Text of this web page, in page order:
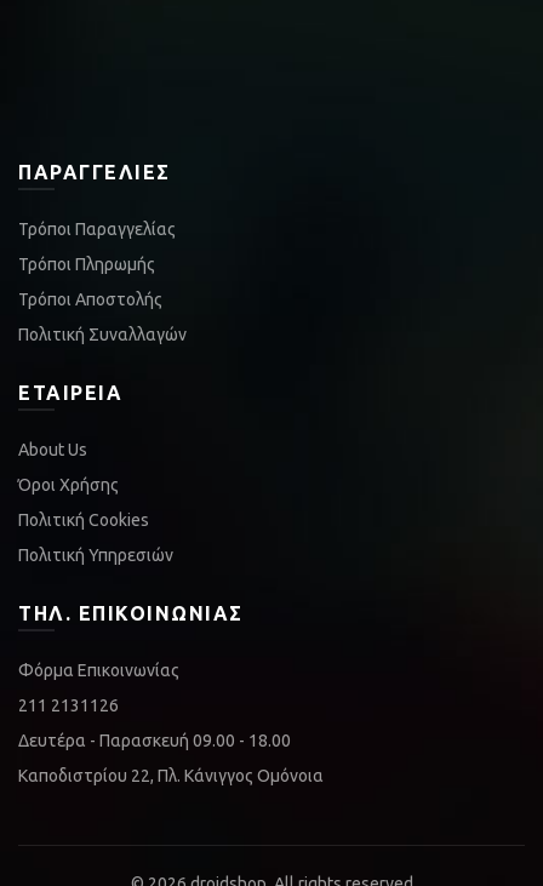
ΠΑΡΑΓΓΕΛΊΕΣ
Τρόποι Παραγγελίας
Τρόποι Πληρωμής
Τρόποι Αποστολής
Πολιτική Συναλλαγών
ΕΤΑΙΡΕΊΑ
About Us
Όροι Χρήσης
Πολιτική Cookies
Πολιτική Υπηρεσιών
ΤΗΛ. ΕΠΙΚΟΙΝΩΝΊΑΣ
Φόρμα Επικοινωνίας
211 2131126
Δευτέρα - Παρασκευή 09.00 - 18.00
Καποδιστρίου 22, Πλ. Κάνιγγος Ομόνοια